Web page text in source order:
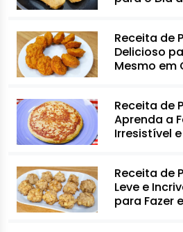
Receita de
Delicioso
Mesmo em
Receita de
Aprenda a
Irresistível
Receita de
Leve e
para Fazer